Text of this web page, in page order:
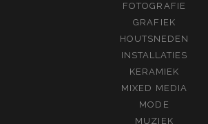
FOTOGRAFIE
GRAFIEK
HOUTSNEDEN
INSTALLATIES
KERAMIEK
MIXED MEDIA
MODE
MUZIEK